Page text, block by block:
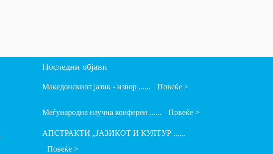
Последни објави
Македонскиот јазик - извор ...... Повеќе >
Меѓународна научна конферен ...... Повеќе >
АПСТРАКТИ „ЈАЗИКОТ И КУЛТУР ......
Повеќе >